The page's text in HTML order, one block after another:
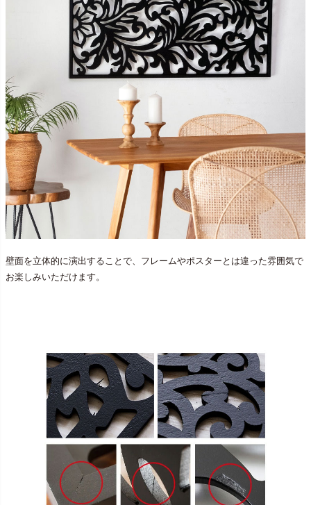
壁面を立体的に演出することで、フレームやポスターとは違った雰囲気で
お楽しみいただけます。